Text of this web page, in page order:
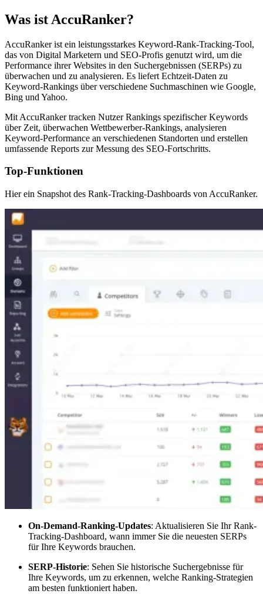
Was ist AccuRanker?
AccuRanker ist ein leistungsstarkes Keyword-Rank-Tracking-Tool,
das von Digital Marketern und SEO-Profis genutzt wird, um die
Performance ihrer Websites in den Suchergebnissen (SERPs) zu
überwachen und zu analysieren. Es liefert Echtzeit-Daten zu
Keyword-Rankings über verschiedene Suchmaschinen wie Google,
Bing und Yahoo.
Mit AccuRanker tracken Nutzer Rankings spezifischer Keywords
über Zeit, überwachen Wettbewerber-Rankings, analysieren
Keyword-Performance an verschiedenen Standorten und erstellen
umfassende Reports zur Messung des SEO-Fortschritts.
Top-Funktionen
Hier ein Snapshot des Rank-Tracking-Dashboards von AccuRanker.
On-Demand-Ranking-Updates: Aktualisieren Sie Ihr Rank-
Tracking-Dashboard, wann immer Sie die neuesten SERPs
für Ihre Keywords brauchen.
SERP-Historie: Sehen Sie historische Suchergebnisse für
Ihre Keywords, um zu erkennen, welche Ranking-Strategien
am besten funktioniert haben.